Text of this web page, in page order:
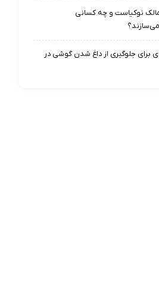
نوکیاست و چه کسانی
برای جلوگیری از داغ شدن گوشی در